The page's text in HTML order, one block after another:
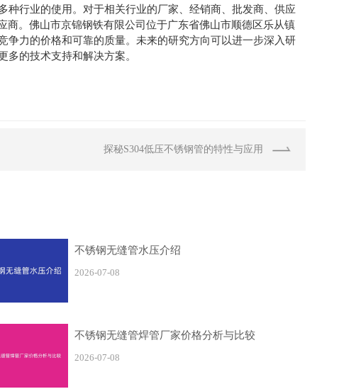
种行业的使用。对于相关行业的厂家、经销商、批发商、供应
。佛山市京锦钢铁有限公司位于广东省佛山市顺德区乐从镇
争力的价格和可靠的质量。未来的研究方向可以进一步深入研
多的技术支持和解决方案。
探秘S304低压不锈钢管的特性与应用
不锈钢无缝管水压介绍
2026-07-08
不锈钢无缝管焊管厂家价格分析与比较
2026-07-08